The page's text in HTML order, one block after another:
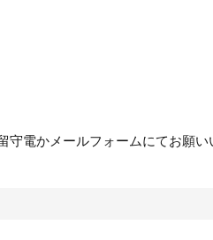
電かメールフォームにてお願い